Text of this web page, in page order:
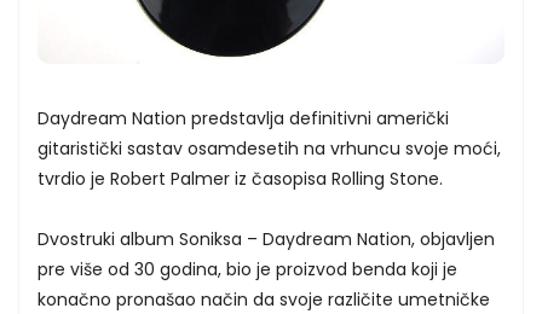
Daydream Nation predstavlja definitivni američki
gitaristički sastav osamdesetih na vrhuncu svoje moći,
tvrdio je Robert Palmer iz časopisa Rolling Stone.
Dvostruki album Soniksa – Daydream Nation, objavljen
pre više od 30 godina, bio je proizvod benda koji je
konačno pronašao način da svoje različite umetničke